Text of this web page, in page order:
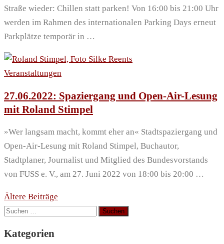
Straße wieder: Chillen statt parken! Von 16:00 bis 21:00 Uhr
werden im Rahmen des internationalen Parking Days erneut
Parkplätze temporär in …
Veranstaltungen
27.06.2022: Spaziergang und Open-Air-Lesung
mit Roland Stimpel
»Wer langsam macht, kommt eher an« Stadtspaziergang und
Open-Air-Lesung mit Roland Stimpel, Buchautor,
Stadtplaner, Journalist und Mitglied des Bundesvorstands
von FUSS e. V., am 27. Juni 2022 von 18:00 bis 20:00 …
Beitragsnavigation
Ältere Beiträge
Suchen
Kategorien